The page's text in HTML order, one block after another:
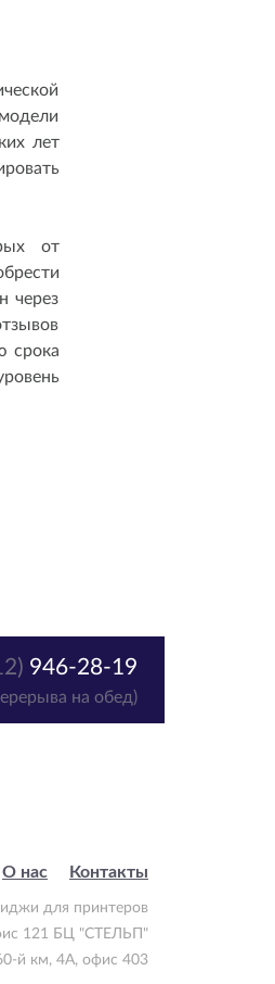
лет
от
через
срока
946-28-19
на обед)
О нас Контакты
для принтеров
121 БЦ "СТЕЛЬП"
й км, 4А, офис 403